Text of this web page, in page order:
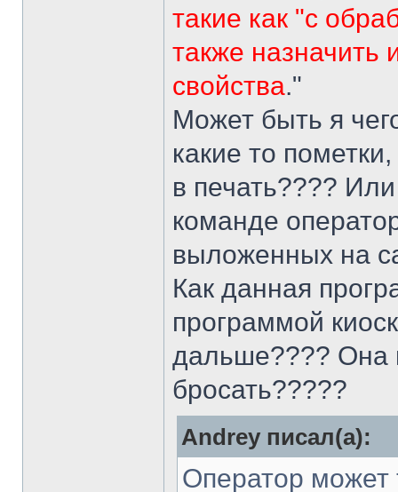
такие как "с
также
свойства."
Может быть я
какие то
в печать????
команде
выложенных на
Как данная
программой
дальше???? Она
бросать?????
Andrey писал(а):
Оператор может